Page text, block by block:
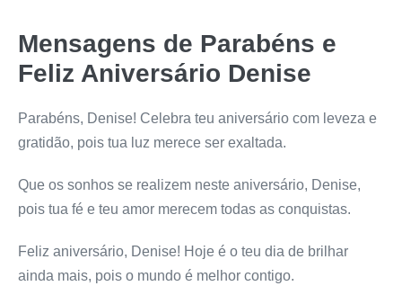
Mensagens de Parabéns e
Feliz Aniversário Denise
Parabéns, Denise! Celebra teu aniversário com leveza e
gratidão, pois tua luz merece ser exaltada.
Que os sonhos se realizem neste aniversário, Denise,
pois tua fé e teu amor merecem todas as conquistas.
Feliz aniversário, Denise! Hoje é o teu dia de brilhar
ainda mais, pois o mundo é melhor contigo.